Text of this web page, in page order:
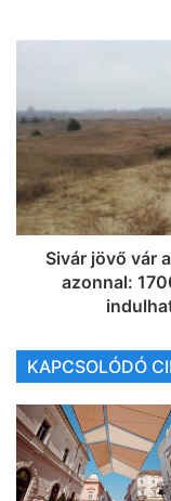
Sivár jövő vár
azonnal:
KAPCSOLÓDÓ